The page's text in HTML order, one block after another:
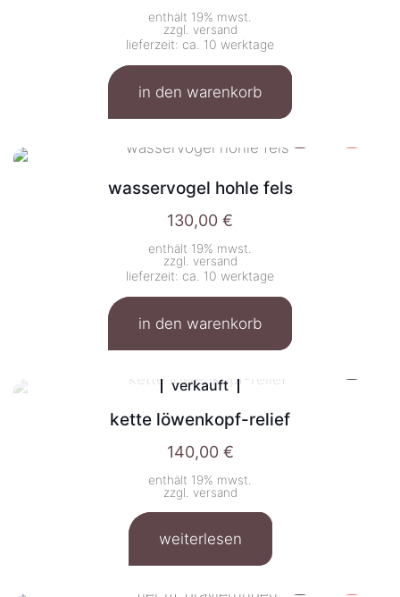
enthält 19% mwst.
zzgl. versand
lieferzeit: ca. 10 werktage
in den warenkorb
wasservogel hohle fels
130,00 €
enthält 19% mwst.
zzgl. versand
lieferzeit: ca. 10 werktage
in den warenkorb
verkauft
kette löwenkopf-relief
140,00 €
enthält 19% mwst.
zzgl. versand
weiterlesen